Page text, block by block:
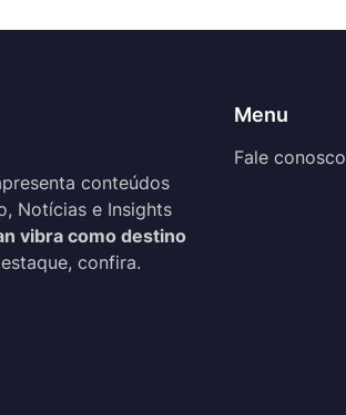
conteúdos
Notícias e Insights
vibra como destino
confira.
Menu
Fale conosco